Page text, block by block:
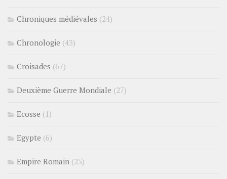
Chroniques médiévales (24)
Chronologie (43)
Croisades (67)
Deuxième Guerre Mondiale (27)
Ecosse (1)
Egypte (6)
Empire Romain (25)